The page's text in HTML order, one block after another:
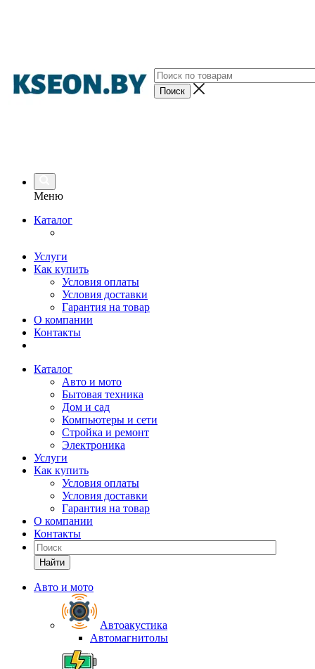
Меню
Каталог
Услуги
Как купить
Условия оплаты
Условия доставки
Гарантия на товар
О компании
Контакты
Каталог
Авто и мото
Бытовая техника
Дом и сад
Компьютеры и сети
Стройка и ремонт
Электроника
Услуги
Как купить
Условия оплаты
Условия доставки
Гарантия на товар
О компании
Контакты
Найти
Авто и мото
Автоакустика
Автомагнитолы